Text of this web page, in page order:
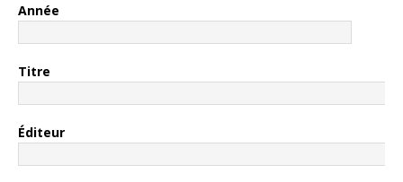
Année
Titre
Éditeur